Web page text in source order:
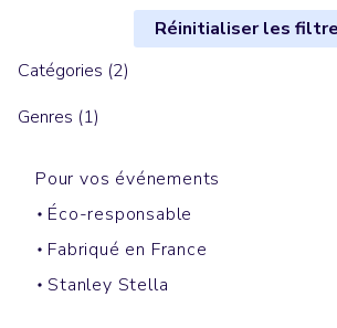
Réinitialiser les
Catégories (2)
Genres (1)
Pour vos événements
Éco-responsable
Fabriqué en France
Stanley Stella